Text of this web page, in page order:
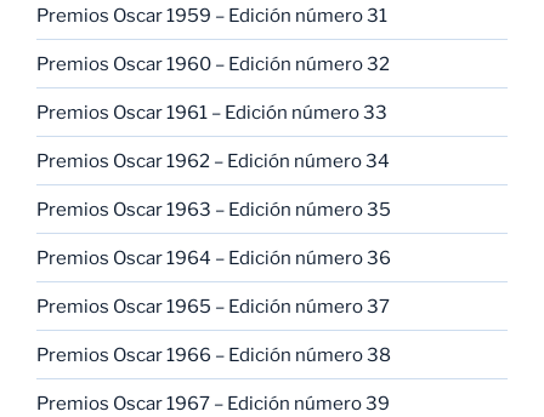
Premios Oscar 1959 – Edición número 31
Premios Oscar 1960 – Edición número 32
Premios Oscar 1961 – Edición número 33
Premios Oscar 1962 – Edición número 34
Premios Oscar 1963 – Edición número 35
Premios Oscar 1964 – Edición número 36
Premios Oscar 1965 – Edición número 37
Premios Oscar 1966 – Edición número 38
Premios Oscar 1967 – Edición número 39